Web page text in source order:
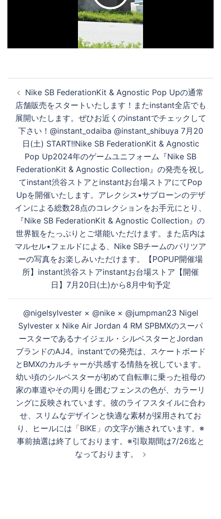
を
再
生
す
る
稿
ナ
ビ
シ
ン
Nike SB FederationKit & Agnostic Pop Upの通常
店舗販売をスタートいたします！またinstant全店でも
展開いたします。ぜひお近くのinstantでチェックして
下さい！@instant_odaiba @instant_shibuya 7月20
日(土) START!!Nike SB FederationKit & Agnostic
Pop Up2024年のゲームユニフォーム『Nike SB
FederationKit & Agnostic Collection』の発売を祝し
てinstant渋谷ストアとinstantお台場ストアにてPop
Upを開催いたします。アレクシス•サブローンのデザ
インによる総数28点のコレクションをお手元にとり、
『Nike SB FederationKit & Agnostic Collection』の
世界観をたっぷりとご堪能いただけます。また店内は
マルセル•フェルドによる、Nike SBチームのパリツア
ーの写真をお楽しみいただけます。【POPUP開催場
所】instant渋谷ストアinstantお台場ストア【開催
日】7月20日(土)から8月中旬予定
@nigelsylvester × @nike × @jumpman23 Nigel
Sylvester x Nike Air Jordan 4 RM SPBMXのスーパ
ースターであるナイジェル・シルベスターとJordan
ブランドのAJ4。instantでの発売は、スケートボード
とBMXのカルチャーが共感する情熱を祝しています。
幼い頃のシルベスターが初めて自転車に乗った祖母の
家の車道やその周りを囲むフェンスの色が、カラーリ
ングに反映されています。彼のライフスタイルに合わ
せ、スリムなデザインと快適な素材が採用されてお
り、ヒールには「BIKE」の文字が施されています。※
事前抽選は終了しております。※引取期間は7/26迄と
なっております。